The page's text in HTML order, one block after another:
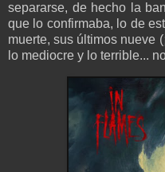
separarse, de hecho la
que lo confirmaba, lo de
muerte, sus últimos nueve
lo mediocre y lo terrible...